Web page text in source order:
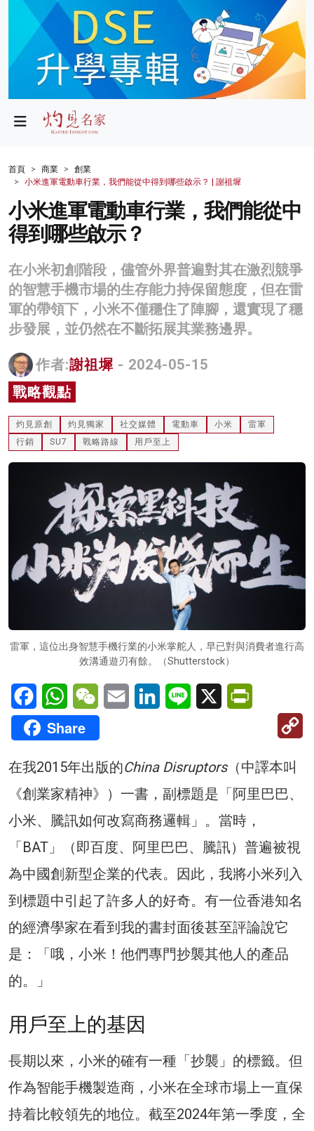
政局
財經
生活
健康
商業
科技
影片
名家榜
灼見活動
關於我們
首頁 商業
創業
小米進軍電動車行業，我們能從中得到哪些啟示？ | 謝祖墀
小米進軍電動車行業，我們能從中
得到哪些啟示？
在小米初創階段，儘管外界普遍對其在激烈競爭
的智慧手機市場的生存能力持保留態度，但在雷
軍的帶領下，小米不僅穩住了陣腳，還實現了穩
步發展，並仍然在不斷拓展其業務邊界。
作者:謝祖墀 - 2024-05-15
戰略觀點
灼見原創 灼見獨家 社交媒體 電動車 小米
雷軍
行銷
SU7 戰略路線 用戶至上
雷軍，這位出身智慧手機行業的小米掌舵人，早已對與消費者進行高
效溝通遊刃有餘。（Shutterstock）
FacebookWhatsAppWeChatEmail LinkedInLine X
Share
在我2015年出版的China Disruptors（中譯本叫
《創業家精神》）一書，副標題是「阿里巴巴、
小米、騰訊如何改寫商務邏輯」。當時，
「BAT」（即百度、阿里巴巴、騰訊）普遍被視
為中國創新型企業的代表。因此，我將小米列入
到標題中引起了許多人的好奇。有一位香港知名
的經濟學家在看到我的書封面後甚至評論說它
是：「哦，小米！他們專門抄襲其他人的產品
的。」
用戶至上的基因
長期以來，小米的確有一種「抄襲」的標籤。但
作為智能手機製造商，小米在全球市場上一直保
持着比較領先的地位。截至2024年第一季度，全